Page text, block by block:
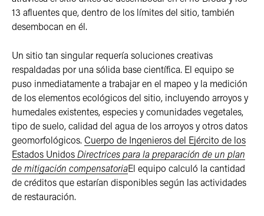
13 afluentes que, dentro de los límites del sitio, también
desembocan en él.
Un sitio tan singular requería soluciones creativas
respaldadas por una sólida base científica. El equipo se
puso inmediatamente a trabajar en el mapeo y la medición
de los elementos ecológicos del sitio, incluyendo arroyos y
humedales existentes, especies y comunidades vegetales,
tipo de suelo, calidad del agua de los arroyos y otros datos
geomorfológicos. Cuerpo de Ingenieros del Ejército de los
Estados UnidosDirectrices para la preparación de un plan
de mitigación compensatoriaEl equipo calculó la cantidad
de créditos que estarían disponibles según las actividades
de restauración.